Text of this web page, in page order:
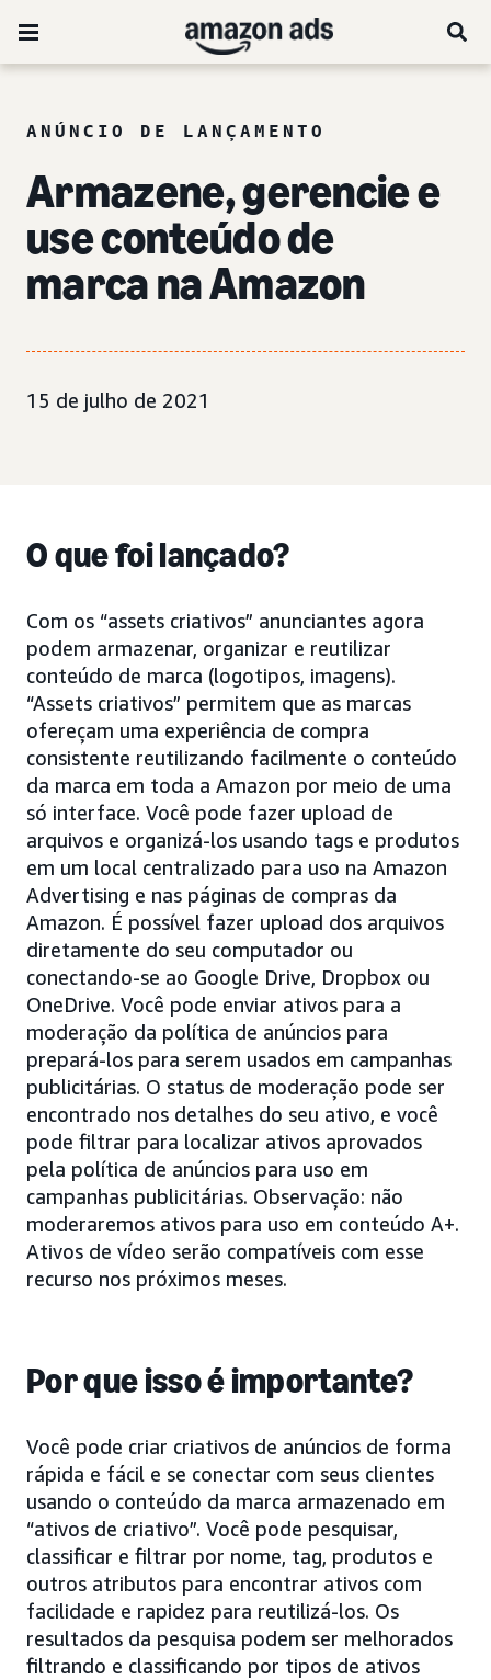
ANÚNCIO DE LANÇAMENTO
Armazene, gerencie e
use conteúdo de
marca na Amazon
15 de julho de 2021
O que foi lançado?
Com os “assets criativos” anunciantes agora
podem armazenar, organizar e reutilizar
conteúdo de marca (logotipos, imagens).
“Assets criativos” permitem que as marcas
ofereçam uma experiência de compra
consistente reutilizando facilmente o conteúdo
da marca em toda a Amazon por meio de uma
só interface. Você pode fazer upload de
arquivos e organizá-los usando tags e produtos
em um local centralizado para uso na Amazon
Advertising e nas páginas de compras da
Amazon. É possível fazer upload dos arquivos
diretamente do seu computador ou
conectando-se ao Google Drive, Dropbox ou
OneDrive. Você pode enviar ativos para a
moderação da política de anúncios para
prepará-los para serem usados em campanhas
publicitárias. O status de moderação pode ser
encontrado nos detalhes do seu ativo, e você
pode filtrar para localizar ativos aprovados
pela política de anúncios para uso em
campanhas publicitárias. Observação: não
moderaremos ativos para uso em conteúdo A+.
Ativos de vídeo serão compatíveis com esse
recurso nos próximos meses.
Por que isso é importante?
Você pode criar criativos de anúncios de forma
rápida e fácil e se conectar com seus clientes
usando o conteúdo da marca armazenado em
“ativos de criativo”. Você pode pesquisar,
classificar e filtrar por nome, tag, produtos e
outros atributos para encontrar ativos com
facilidade e rapidez para reutilizá-los. Os
resultados da pesquisa podem ser melhorados
filtrando e classificando por tipos de ativos